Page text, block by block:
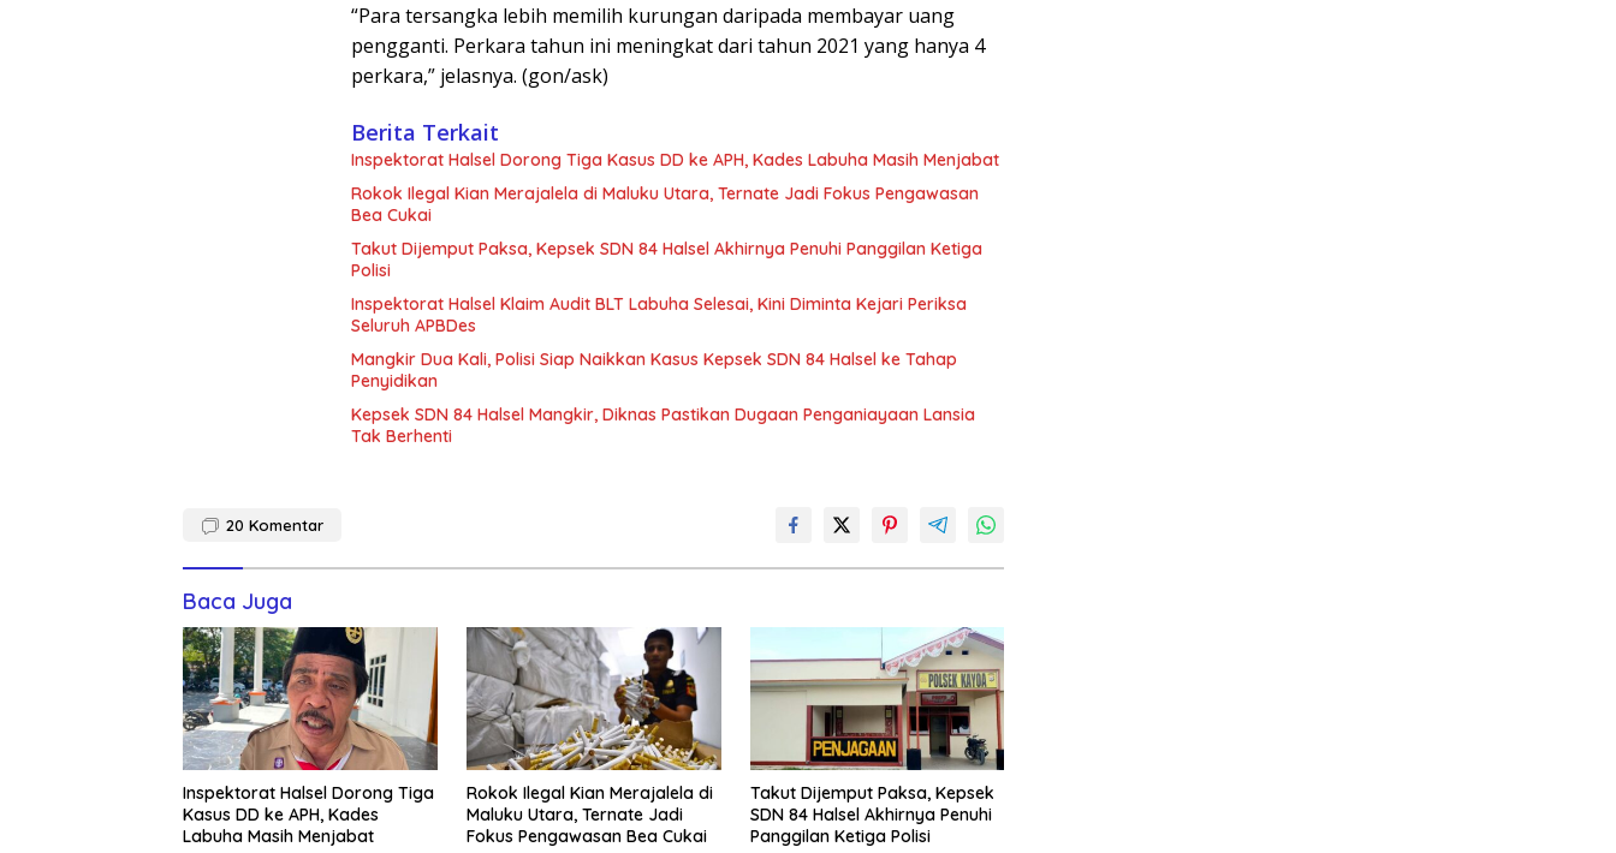
“Para tersangka lebih memilih kurungan daripada membayar uang
pengganti. Perkara tahun ini meningkat dari tahun 2021 yang hanya 4
perkara,” jelasnya. (gon/ask)
Berita Terkait
Inspektorat Halsel Dorong Tiga Kasus DD ke APH, Kades Labuha Masih Menjabat
Rokok Ilegal Kian Merajalela di Maluku Utara, Ternate Jadi Fokus Pengawasan
Bea Cukai
Takut Dijemput Paksa, Kepsek SDN 84 Halsel Akhirnya Penuhi Panggilan Ketiga
Polisi
Inspektorat Halsel Klaim Audit BLT Labuha Selesai, Kini Diminta Kejari Periksa
Seluruh APBDes
Mangkir Dua Kali, Polisi Siap Naikkan Kasus Kepsek SDN 84 Halsel ke Tahap
Penyidikan
Kepsek SDN 84 Halsel Mangkir, Diknas Pastikan Dugaan Penganiayaan Lansia
Tak Berhenti
20 Komentar
Baca Juga
Inspektorat Halsel Dorong Tiga
Kasus DD ke APH, Kades
Labuha Masih Menjabat
Rokok Ilegal Kian Merajalela di
Maluku Utara, Ternate Jadi
Fokus Pengawasan Bea Cukai
Takut Dijemput Paksa, Kepsek
SDN 84 Halsel Akhirnya Penuhi
Panggilan Ketiga Polisi